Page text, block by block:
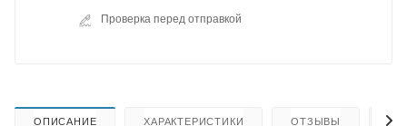
Проверка перед отправкой
ОПИСАНИЕ ХАРАКТЕРИСТИКИ ОТЗЫВЫ